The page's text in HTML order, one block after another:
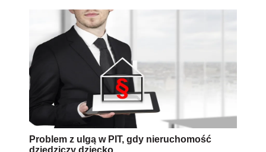
Problem z ulgą w PIT, gdy nieruchomość